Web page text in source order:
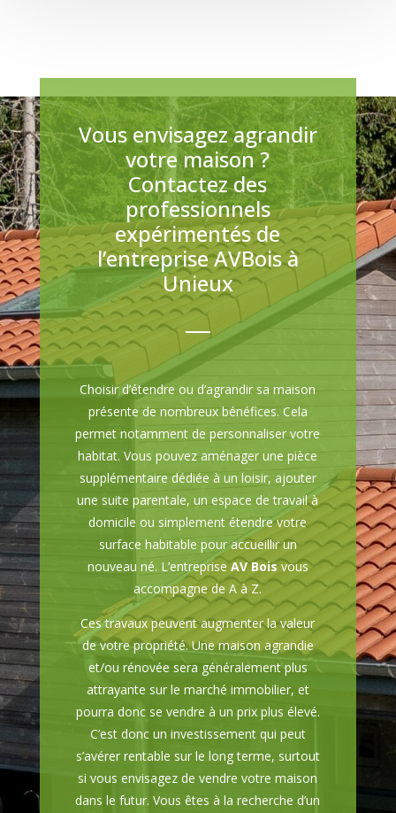
Vous envisagez agrandir
votre maison ?
Contactez des
professionnels
expérimentés de
l’entreprise AVBois à
Unieux
Choisir d’étendre ou d’agrandir sa maison
présente de nombreux bénéfices. Cela
permet notamment de personnaliser votre
habitat. Vous pouvez aménager une pièce
supplémentaire dédiée à un loisir, ajouter
une suite parentale, un espace de travail à
domicile ou simplement étendre votre
surface habitable pour accueillir un
nouveau né. L’entrepriseAV Boisvous
accompagne de A à Z.
Ces travaux peuvent augmenter la valeur
de votre propriété. Une maison agrandie
et/ou rénovée sera généralement plus
attrayante sur le marché immobilier, et
pourra donc se vendre à un prix plus élevé.
C’est donc un investissement qui peut
s’avérer rentable sur le long terme, surtout
si vous envisagez de vendre votre maison
dans le futur. Vous êtes à la recherche d’un